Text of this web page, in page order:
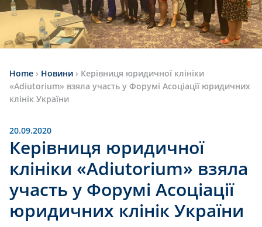
Home › Новини › Керівниця юридичної клініки
«Adiutorium» взяла участь у Форумі Асоціації юридичних
клінік України
20.09.2020
Керівниця юридичної
клініки «Adiutorium» взяла
участь у Форумі Асоціації
юридичних клінік України